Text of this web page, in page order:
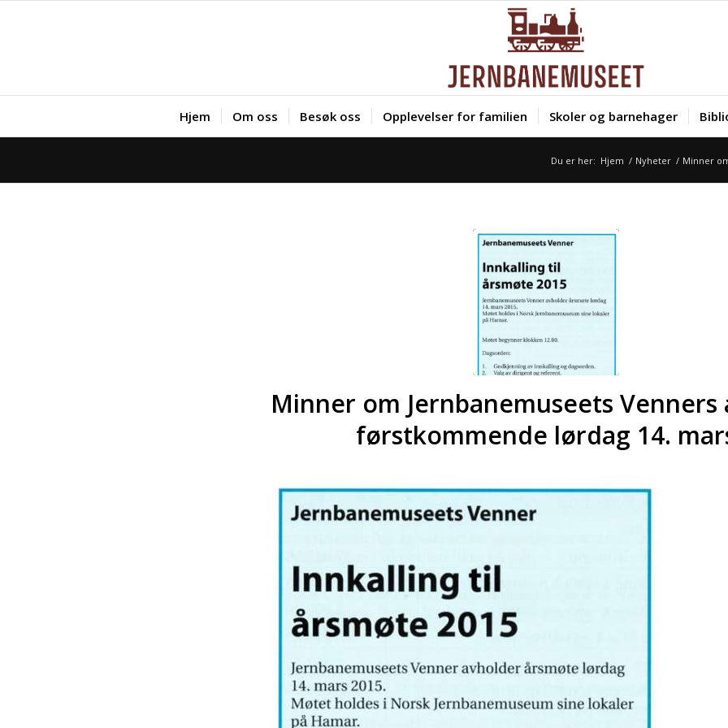
Hjem Om oss Besøk oss Opplevelser for familien Skoler og barnehager
Du er her: Hjem / Nyheter / Minner
Minner om Jernbanemuseets Venners
førstkommende lørdag 14.